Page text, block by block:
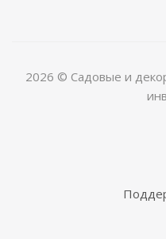
2026 © Садовые и